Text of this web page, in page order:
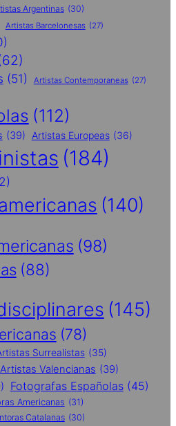
Argentinas (30)
Artistas Barcelonesas (27)
(51) Artistas Contemporaneas (27)
(112)
(39) Artistas Europeas (36)
(184)
(140)
(98)
(88)
(145)
(78)
Surrealistas (35)
Artistas Valencianas (39)
Fotografas Españolas (45)
Americanas (31)
Catalanas (30)